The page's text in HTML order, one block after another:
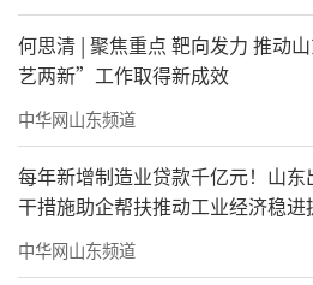
除了实物展品，展览
人振奋的“硬核”数据：山
万亿元，占全国17.1%；
年居全国首位；拥有50
机构和创新平台；住鲁海
岸海域水质优良比例达
何思清 | 聚焦重点 靶向发力 推动
艺两新”工作取得新成效
中华网山东频道
每年新增制造业贷款千亿元！山东
干措施助企帮扶推动工业经济稳进
中华网山东频道